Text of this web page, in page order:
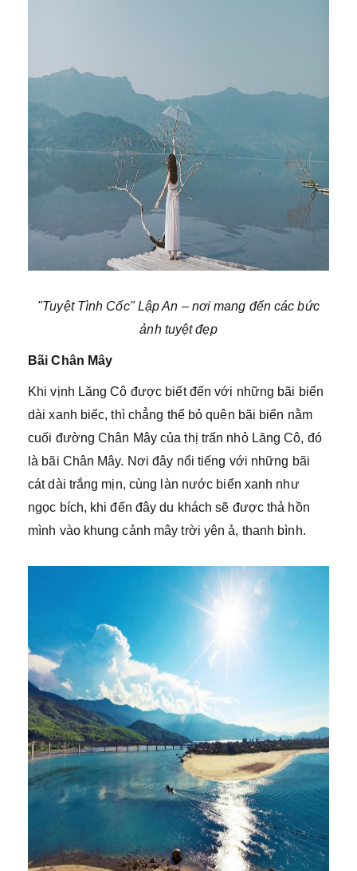
"Tuyệt Tình Cốc" Lập An – nơi mang đến các bức
ảnh tuyệt đẹp
Bãi Chân Mây
Khi vịnh Lăng Cô được biết đến với những bãi biển
dài xanh biếc, thì chẳng thể bỏ quên bãi biển nằm
cuối đường Chân Mây của thị trấn nhỏ Lăng Cô, đó
là bãi Chân Mây. Nơi đây nổi tiếng với những bãi
cát dài trắng mịn, cùng làn nước biển xanh như
ngọc bích, khi đến đây du khách sẽ được thả hồn
mình vào khung cảnh mây trời yên ả, thanh bình.